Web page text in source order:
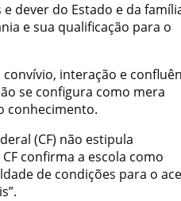
dever do Estado e da
e sua qualificação para o
interação e
se configura como mera
conhecimento.
(CF) não estipula
confirma a escola como
de condições para o